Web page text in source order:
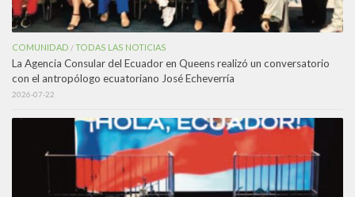
COMUNIDAD /TODAS LAS NOTICIAS
La Agencia Consular del Ecuador en Queens realizó un conversatorio
con el antropólogo ecuatoriano José Echeverría
2026-07-22